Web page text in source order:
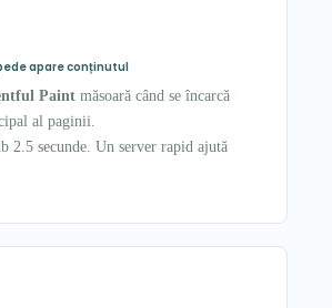
apare conținutul
Paint măsoară când se încarcă
al paginii.
2.5 secunde. Un server rapid ajută